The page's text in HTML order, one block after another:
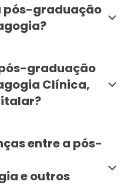
pós-graduação
graduação
Clínica,
entre a pós-
e outros